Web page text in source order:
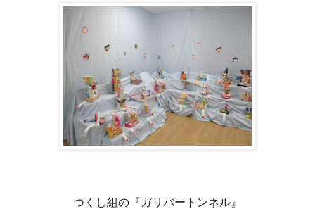
つくし組の『ガリバートンネル』